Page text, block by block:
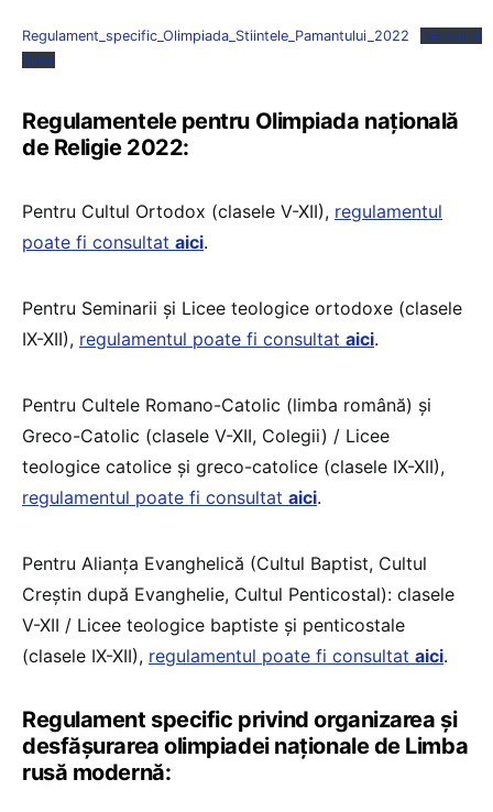
Regulament_specific_Olimpiada_Stiintele_Pamantului_2022
Descarcă
fișier
Regulamentele pentru Olimpiada națională
de Religie 2022:
Pentru Cultul Ortodox (clasele V-XII), regulamentul
poate fi consultat aici.
Pentru Seminarii și Licee teologice ortodoxe (clasele
IX-XII), regulamentul poate fi consultat aici.
Pentru Cultele Romano-Catolic (limba română) și
Greco-Catolic (clasele V-XII, Colegii) / Licee
teologice catolice și greco-catolice (clasele IX-XII),
regulamentul poate fi consultat aici.
Pentru Alianța Evanghelică (Cultul Baptist, Cultul
Creștin după Evanghelie, Cultul Penticostal): clasele
V-XII / Licee teologice baptiste și penticostale
(clasele IX-XII), regulamentul poate fi consultat aici.
Regulament specific privind organizarea și
desfășurarea olimpiadei naționale de Limba
rusă modernă: